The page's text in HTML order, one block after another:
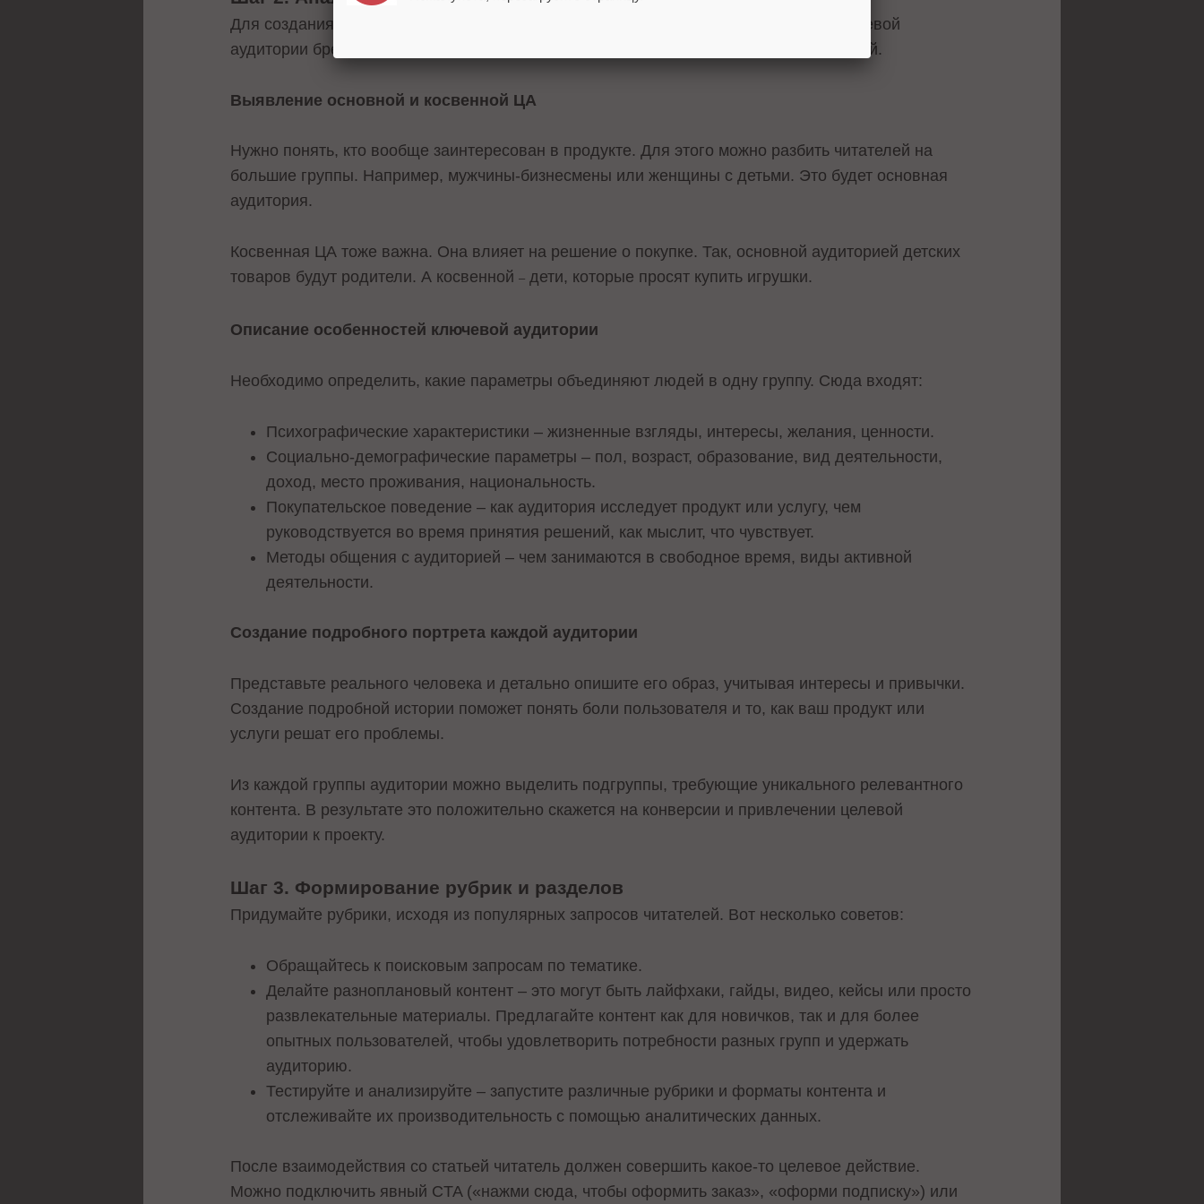
Для создания эффективного контента необходимо провести подробный анализ целевой
аудитории бренд-медиа. Это позволит лучше понять интересы и ожидания читателей.
Выявление основной и косвенной ЦА
Нужно понять, кто вообще заинтересован в продукте. Для этого можно разбить читателей на
большие группы. Например, мужчины-бизнесмены или женщины с детьми. Это будет основная
аудитория.
Косвенная ЦА тоже важна. Она влияет на решение о покупке. Так, основной аудиторией детских
товаров будут родители. А косвенной– дети, которые просят купить игрушки.
Описание особенностей ключевой аудитории
Необходимо определить, какие параметры объединяют людей в одну группу. Сюда входят:
Психографические характеристики – жизненные взгляды, интересы, желания, ценности.
Социально-демографические параметры – пол, возраст, образование, вид деятельности,
доход, место проживания, национальность.
Покупательское поведение – как аудитория исследует продукт или услугу, чем
руководствуется во время принятия решений, как мыслит, что чувствует.
Методы общения с аудиторией – чем занимаются в свободное время, виды активной
деятельности.
Создание подробного портрета каждой аудитории
Представьте реального человека и детально опишите его образ, учитывая интересы и привычки.
Создание подробной истории поможет понять боли пользователя и то, как ваш продукт или
услуги решат его проблемы.
Из каждой группы аудитории можно выделить подгруппы, требующие уникального релевантного
контента. В результате это положительно скажется на конверсии и привлечении целевой
аудитории к проекту.
Шаг 3. Формирование рубрик и разделов
Придумайте рубрики, исходя из популярных запросов читателей. Вот несколько советов:
Обращайтесь к поисковым запросам по тематике.
Делайте разноплановый контент – это могут быть лайфхаки, гайды, видео, кейсы или просто
развлекательные материалы. Предлагайте контент как для новичков, так и для более
опытных пользователей, чтобы удовлетворить потребности разных групп и удержать
аудиторию.
Тестируйте и анализируйте – запустите различные рубрики и форматы контента и
отслеживайте их производительность с помощью аналитических данных.
После взаимодействия со статьей читатель должен совершить какое-то целевое действие.
Можно подключить явный CTA («нажми сюда, чтобы оформить заказ», «оформи подписку») или